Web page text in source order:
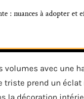
: nuances à adopter et
volumes avec une
triste prend un
la décoration